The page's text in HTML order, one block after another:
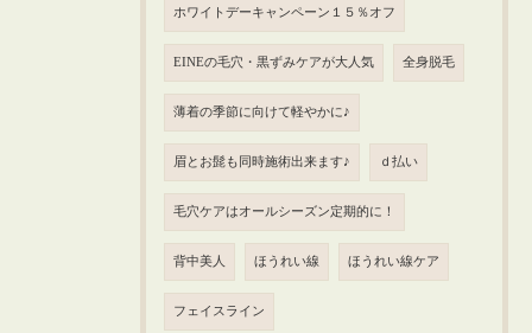
ホワイトデーキャンペーン１５％オフ
EINEの毛穴・黒ずみケアが大人気 全身脱毛
薄着の季節に向けて軽やかに♪
眉とお髭も同時施術出来ます♪ ｄ払い
毛穴ケアはオールシーズン定期的に！
背中美人 ほうれい線 ほうれい線ケア
フェイスライン